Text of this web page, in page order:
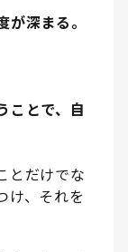
深まる。
ことで、自
とだけでな
け、それを